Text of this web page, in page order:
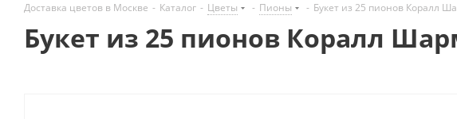
Доставка цветов в Москве - Каталог - Цветы - Пионы - Букет из 25 пионов Коралл
Букет из 25 пионов Коралл